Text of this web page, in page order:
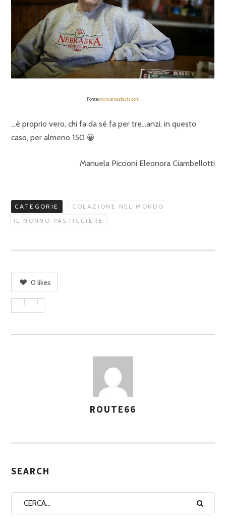
Fonte:www.amazfacts.com
…è proprio vero, chi fa da sé fa per tre…anzi, in questo
caso, per almeno 150 😀
Manuela Piccioni Eleonora Ciambellotti
CATEGORIE
COLAZIONE NEL MONDO
IL NONNO PASTICCIERE
0 likes
S
G
A
ROUTE66
SEARCH